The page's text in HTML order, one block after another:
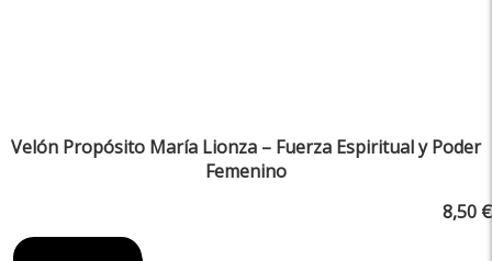
Velón Propósito María Lionza – Fuerza Espiritual y Poder
Femenino
8,50 €